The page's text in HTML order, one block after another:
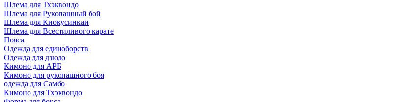
Шлема для Тхэквондо
Шлема для Рукопашный бой
Шлема для Киокусинкай
Шлема для Всестиливого карате
Пояса
Одежда для единоборств
Одежда для дзюдо
Кимоно для АРБ
Кимоно для рукопашного боя
одежда для Самбо
Кимоно для Тхэквондо